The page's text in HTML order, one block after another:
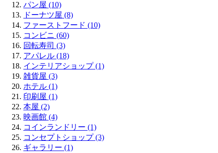
パン屋 (10)
ドーナツ屋 (8)
ファーストフード (10)
コンビニ (60)
回転寿司 (3)
アパレル (18)
インテリアショップ (1)
雑貨屋 (3)
ホテル (1)
印刷屋 (1)
本屋 (2)
映画館 (4)
コインランドリー (1)
コンセプトショップ (3)
ギャラリー (1)